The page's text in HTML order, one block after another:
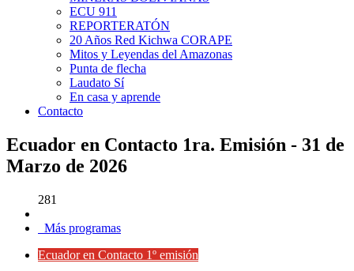
ECU 911
REPORTERATÓN
20 Años Red Kichwa CORAPE
Mitos y Leyendas del Amazonas
Punta de flecha
Laudato Sí
En casa y aprende
Contacto
Ecuador en Contacto 1ra. Emisión - 31 de
Marzo de 2026
281
Más programas
Ecuador en Contacto 1º emisión